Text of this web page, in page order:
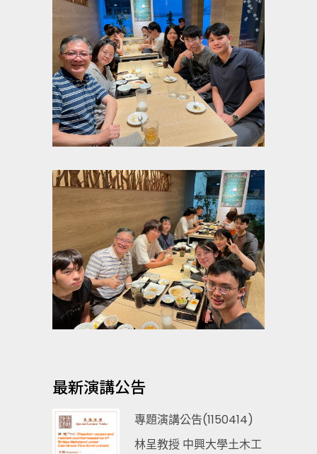
最新演講公告
專題演講公告(1150414)
林呈教授 中興大學土木工